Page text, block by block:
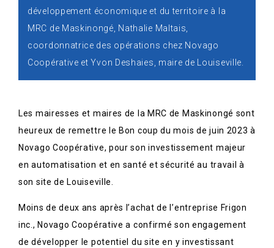
développement économique et du territoire à la
MRC de Maskinongé, Nathalie Maltais,
coordonnatrice des opérations chez Novago
Coopérative et Yvon Deshaies, maire de Louiseville.
Les mairesses et maires de la MRC de Maskinongé sont
heureux de remettre le Bon coup du mois de juin 2023 à
Novago Coopérative, pour son investissement majeur
en automatisation et en santé et sécurité au travail à
son site de Louiseville.
Moins de deux ans après l’achat de l’entreprise Frigon
inc., Novago Coopérative a confirmé son engagement
de développer le potentiel du site en y investissant